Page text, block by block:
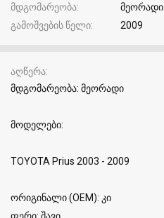
მდგომარეობა
მეორადი
გამოშვების წელი
2009
აღწერა
მდგომარეობა: მეორადი
მოდელები:
TOYOTA Prius 2003 - 2009
ორიგინალი (OEM): კი
ფერი: შავი